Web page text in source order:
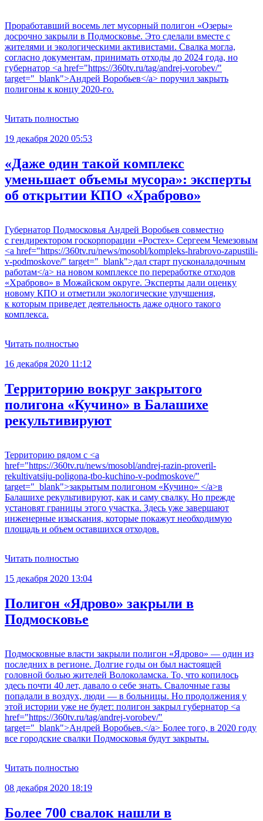
Проработавший восемь лет мусорный полигон «Озеры»
досрочно закрыли в Подмосковье. Это сделали вместе с
жителями и экологическими активистами. Свалка могла,
согласно документам, принимать отходы до 2024 года, но
губернатор <a href="https://360tv.ru/tag/andrej-vorobev/"
target="_blank">Андрей Воробьев</a> поручил закрыть
полигоны к концу 2020-го.
Читать полностью
19 декабря 2020 05:53
«Даже один такой комплекс
уменьшает объемы мусора»: эксперты
об открытии КПО «Храброво»
Губернатор Подмосковья Андрей Воробьев совместно
с гендиректором госкорпорации «Ростех» Сергеем Чемезовым
<a href="https://360tv.ru/news/mosobl/kompleks-hrabrovo-zapustili-
v-podmoskove/" target="_blank">дал старт пусконаладочным
работам</a> на новом комплексе по переработке отходов
«Храброво» в Можайском округе. Эксперты дали оценку
новому КПО и отметили экологические улучшения,
к которым приведет деятельность даже одного такого
комплекса.
Читать полностью
16 декабря 2020 11:12
Территорию вокруг закрытого
полигона «Кучино» в Балашихе
рекультивируют
Территорию рядом с <a
href="https://360tv.ru/news/mosobl/andrej-razin-proveril-
rekultivatsiju-poligona-tbo-kuchino-v-podmoskove/"
target="_blank">закрытым полигоном «Кучино» </a>в
Балашихе рекультивируют, как и саму свалку. Но прежде
установят границы этого участка. Здесь уже завершают
инженерные изыскания, которые покажут необходимую
площадь и объем оставшихся отходов.
Читать полностью
15 декабря 2020 13:04
Полигон «Ядрово» закрыли в
Подмосковье
Подмосковные власти закрыли полигон «Ядрово» — один из
последних в регионе. Долгие годы он был настоящей
головной болью жителей Волоколамска. То, что копилось
здесь почти 40 лет, давало о себе знать. Свалочные газы
попадали в воздух, люди — в больницы. Но продолжения у
этой истории уже не будет: полигон закрыл губернатор <a
href="https://360tv.ru/tag/andrej-vorobev/"
target="_blank">Андрей Воробьев.</a> Более того, в 2020 году
все городские свалки Подмосковья будут закрыты.
Читать полностью
08 декабря 2020 18:19
Более 700 свалок нашли в